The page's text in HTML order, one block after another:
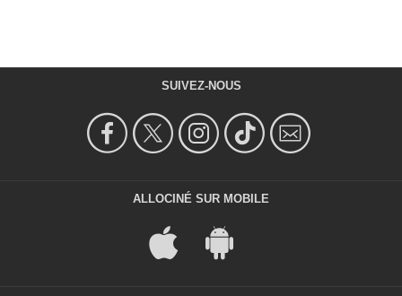
SUIVEZ-NOUS
ALLOCINÉ SUR MOBILE